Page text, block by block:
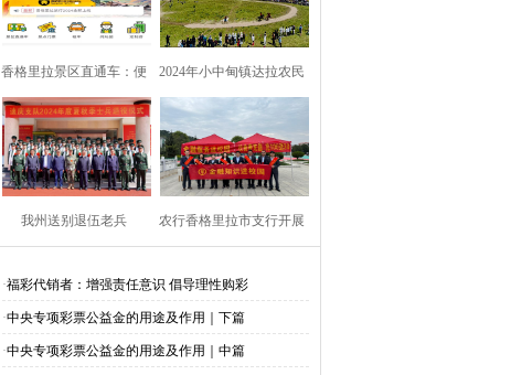
香格里拉景区直通车：便
捷出行，一站直达美景
2024年小中甸镇达拉农民
丰收节在团结村吉达木草
原举行
我州送别退伍老兵​ 农行香格里拉市支行开展
·福彩代销者：增强责任意识 倡导理性购彩
·中央专项彩票公益金的用途及作用｜下篇
·中央专项彩票公益金的用途及作用｜中篇